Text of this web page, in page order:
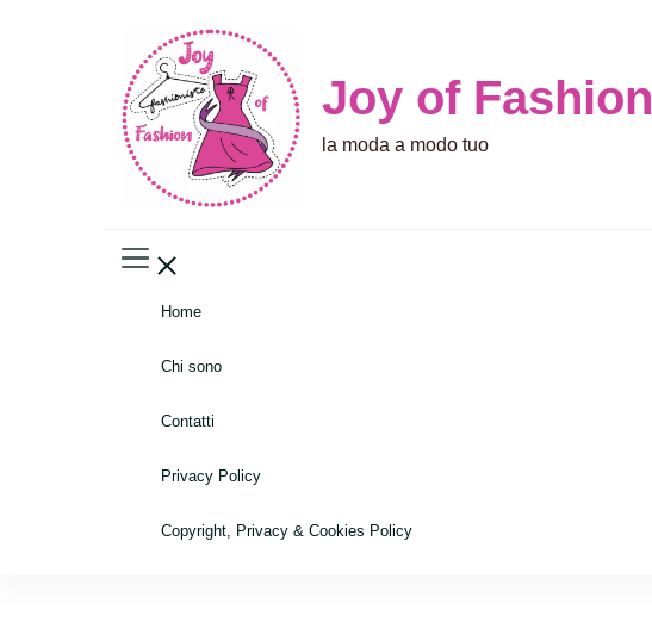
Joy of Fashion
la moda a modo tuo
Home
Chi sono
Contatti
Privacy Policy
Copyright, Privacy & Cookies Policy